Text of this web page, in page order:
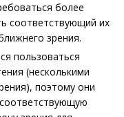
более
соответствующий их
зрения.
пользоваться
(несколькими
поэтому они